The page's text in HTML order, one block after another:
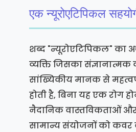
एक न्यूरोएटिपिकल
शब्द "न्यूरोएटिपिकल" का
व्यक्ति जिसका संज्ञानात्मक
सांख्यिकीय मानक से
होती है, बिना यह एक रोग
नैदानिक वास्तविकताओं
सामान्य संयोजनों को कवर